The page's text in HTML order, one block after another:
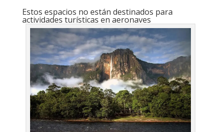
Estos espacios no están destinados para
actividades turísticas en aeronaves